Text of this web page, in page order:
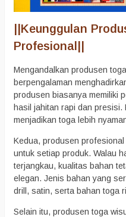
Keunggulan
Profesional
Mengandalkan produsen
berpengalaman
produsen biasanya memiliki
hasil jahitan rapi dan presisi.
menjadikan toga lebih
Kedua, produsen
untuk setiap produk. Walau
terjangkau, kualitas bahan
elegan. Jenis bahan yang
drill, satin, serta bahan toga
Selain itu, produsen toga